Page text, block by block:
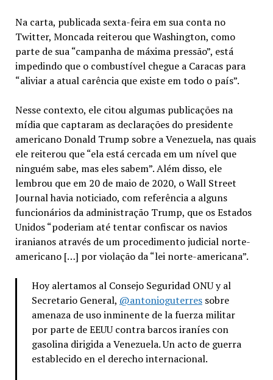
Na carta, publicada sexta-feira em sua conta no
Twitter, Moncada reiterou que Washington, como
parte de sua “campanha de máxima pressão”, está
impedindo que o combustível chegue a Caracas para
“aliviar a atual carência que existe em todo o país”.
Nesse contexto, ele citou algumas publicações na
mídia que captaram as declarações do presidente
americano Donald Trump sobre a Venezuela, nas quais
ele reiterou que “ela está cercada em um nível que
ninguém sabe, mas eles sabem”. Além disso, ele
lembrou que em 20 de maio de 2020, o Wall Street
Journal havia noticiado, com referência a alguns
funcionários da administração Trump, que os Estados
Unidos “poderiam até tentar confiscar os navios
iranianos através de um procedimento judicial norte-
americano […] por violação da “lei norte-americana”.
Hoy alertamos al Consejo Seguridad ONU y al
Secretario General, @antonioguterressobre
amenaza de uso inminente de la fuerza militar
por parte de EEUU contra barcos iraníes con
gasolina dirigida a Venezuela. Un acto de guerra
establecido en el derecho internacional.